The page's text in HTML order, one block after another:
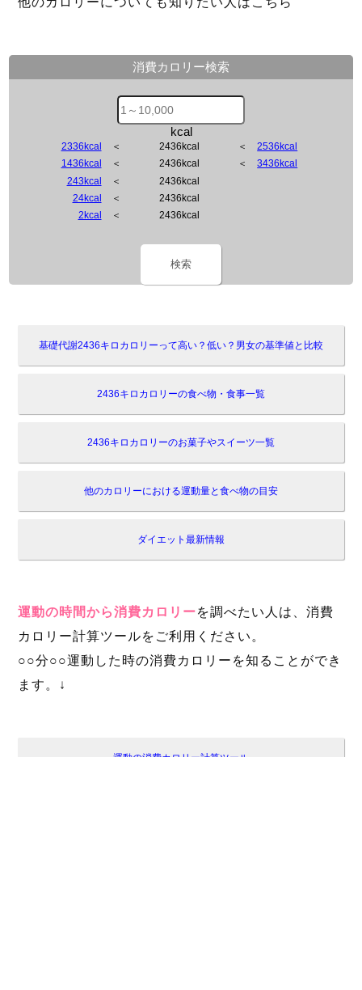
消費カロリー検索
kcal
2336kcal ＜ 2436kcal ＜2536kcal
1436kcal
＜ 2436kcal ＜3436kcal
243kcal ＜
2436kcal
24kcal ＜
2436kcal
2kcal
＜ 2436kcal
検索
基礎代謝2436キロカロリーって高い？低い？男女の基準値と比較
2436キロカロリーの食べ物・食事一覧
2436キロカロリーのお菓子やスイーツ一覧
他のカロリーにおける運動量と食べ物の目安
ダイエット最新情報
運動の時間から消費カロリーを調べたい人は、消費
カロリー計算ツールをご利用ください。
○○分○○運動した時の消費カロリーを知ることができ
ます。↓
運動の消費カロリー計算ツール